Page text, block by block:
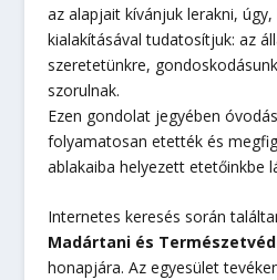
az alapjait kívánjuk lerakni,
kialakításával tudatosítjuk: az
szeretetünkre,
szorulnak.
Ezen gondolat jegyében
folyamatosan etették és
ablakaiba helyezett etetőinkbe
Internetes keresés során
Madártani és
honapjára. Az egyesület